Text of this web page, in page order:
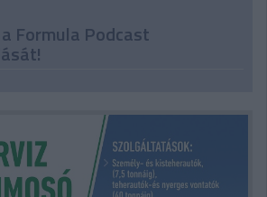
Formula Podcast